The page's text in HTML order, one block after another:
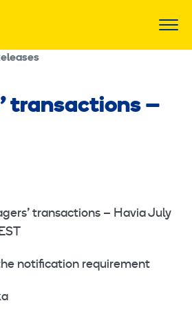
transactions –
transactions – Havia July
notification requirement